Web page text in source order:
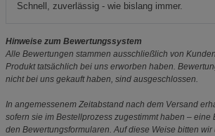
Schnell, zuverlässig - wie bislang immer.
Hinweise zum Bewertungssystem
Alle Bewertungen stammen ausschließlich von
Produkt tatsächlich bei uns erworben haben.
nicht bei uns gekauft haben, sind ausgeschlossen.
In angemessenem Zeitabstand nach dem Versand
sofern sie im Bestellprozess zugestimmt haben – eine
den Bewertungsformularen. Auf diese Weise bitten